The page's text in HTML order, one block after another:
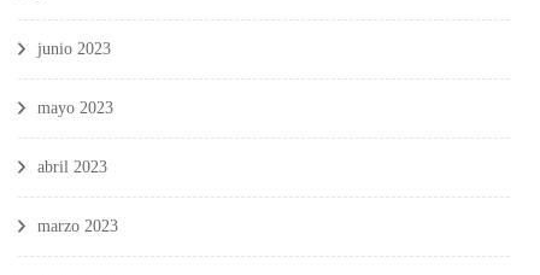
junio 2023
mayo 2023
abril 2023
marzo 2023